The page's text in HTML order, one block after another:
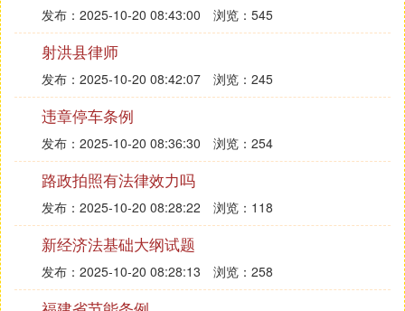
设大厦、建委附属楼、金海岸小学、检察院
K：开发区管委家属院、快捷酒店、开泰广场、奎山
汽车成、奎山街道、奎山镇政府
L：聊城路、绿洲南路、龙特家属院、利华明珠小
区、李宁镇、利华商业街、临沂北路、林海小区、连
云港路、临沂南路、蓝天花园小区、临沂路、刘石公
路西段、连云港路中断、岚山路、六福客栈、劳动大
厦、丽城花园、老干部活动中心、凌云大厦、龙特假
日湾小区、丽华小区、烈士陵园
M：明阳小区、名人公馆、木浆厂生活区、
N：奈奢一店、奈奢二店、奈奢三店、南王家村、农
贸市场、
P：庞家村、皮肤病防治所、帕尔聂运动公司
发布：2025-10-20 08:43:00 浏览：545
射洪县律师
发布：2025-10-20 08:42:07 浏览：245
违章停车条例
发布：2025-10-20 08:36:30 浏览：254
路政拍照有法律效力吗
发布：2025-10-20 08:28:22 浏览：118
新经济法基础大纲试题
发布：2025-10-20 08:28:13 浏览：258